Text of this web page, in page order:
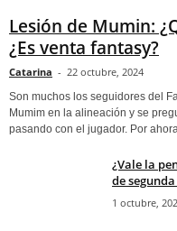
Lesión de Mumin:
¿Es venta fantasy?
Catarina - 22 octubre, 2024
Son muchos los seguidores del
Mumim en la alineación y se
pasando con el jugador. Por
¿Vale la
de
1 octubre,